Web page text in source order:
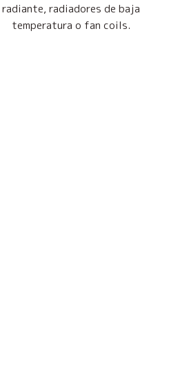
radiante, radiadores de baja
temperatura o fan coils.